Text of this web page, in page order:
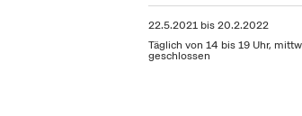
22.5.2021 bis20.2.2022
Täglich von 14 bis 19 Uhr,
geschlossen